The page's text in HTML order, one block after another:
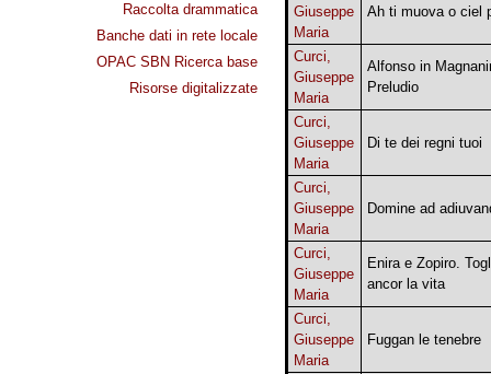
Raccolta drammatica
Banche dati in rete locale
OPAC SBN Ricerca base
Risorse digitalizzate
Giuseppe
Maria
Ah ti muova o ciel
Curci,
Giuseppe
Maria
Alfonso in
Preludio
Curci,
Giuseppe
Maria
Di te dei regni tuoi
Curci,
Giuseppe
Maria
Domine ad
Curci,
Giuseppe
Maria
Enira e Zopiro.
ancor la vita
Curci,
Giuseppe
Maria
Fuggan le tenebre